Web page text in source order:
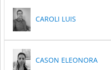
CAROLI LUIS
CASON ELEONORA